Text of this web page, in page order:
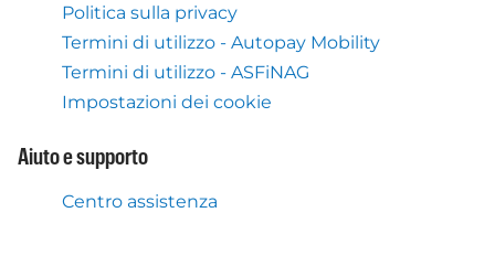
Politica sulla privacy
Termini di utilizzo - Autopay Mobility
Termini di utilizzo - ASFiNAG
Impostazioni dei cookie
Aiuto e supporto
Centro assistenza